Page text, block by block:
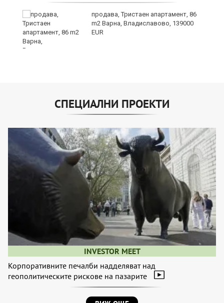
продава, Тристаен апартамент, 86
m2 Варна, Владиславово, 139000
EUR
СПЕЦИАЛНИ ПРОЕКТИ
INVESTOR MEET
Корпоративните печалби надделяват над
геополитическите рискове на пазарите